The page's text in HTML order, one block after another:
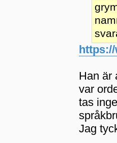
Han är
var
tas
Jag